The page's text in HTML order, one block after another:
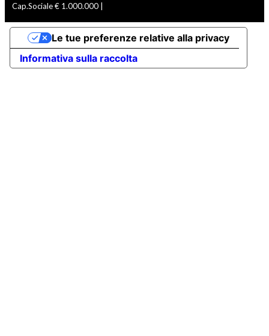
Cap.Sociale € 1.000.000 |
Informativa sulla raccolta
Le tue preferenze relative alla privacy